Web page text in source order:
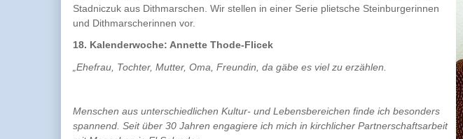
Stadniczuk aus Dithmarschen. Wir stellen in einer Serie plietsche Steinburgerinnen
und Dithmarscherinnen vor.
18. Kalenderwoche: Annette Thode-Flicek
„Ehefrau, Tochter, Mutter, Oma, Freundin, da gäbe es viel zu erzählen.
Menschen aus unterschiedlichen Kultur- und Lebensbereichen finde ich besonders
spannend. Seit über 30 Jahren engagiere ich mich in kirchlicher Partnerschaftsarbeit